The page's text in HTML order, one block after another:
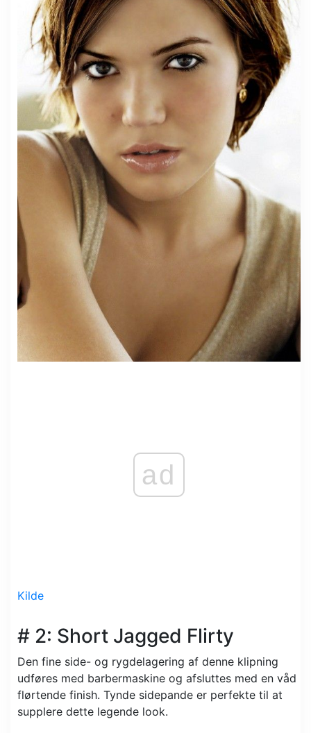
ad
Kilde
# 2: Short Jagged Flirty
Den fine side- og rygdelagering af denne klipning
udføres med barbermaskine og afsluttes med en våd
flørtende finish. Tynde sidepande er perfekte til at
supplere dette legende look.